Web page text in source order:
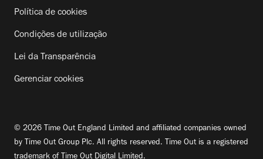
Política de cookies
Condições de utilização
Lei da Transparência
Gerenciar cookies
© 2026 Time Out England Limited and affiliated companies owned
by Time Out Group Plc. All rights reserved. Time Out is a registered
trademark of Time Out Digital Limited.